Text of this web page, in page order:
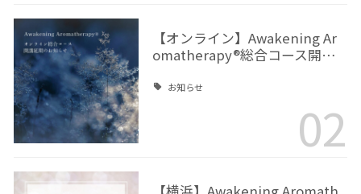
【オンライン】Awakening Ar
omatherapy®総合コース開…
お知らせ
02